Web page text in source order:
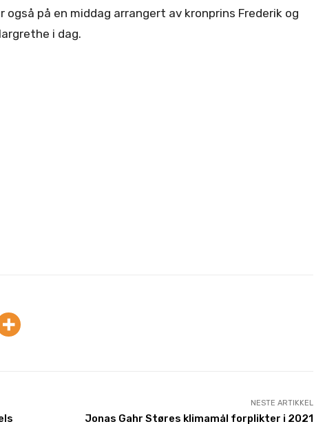
på en middag arrangert av kronprins Frederik og
i dag.
NESTE ARTIKKEL
Jonas Gahr Støres klimamål forplikter i 2021